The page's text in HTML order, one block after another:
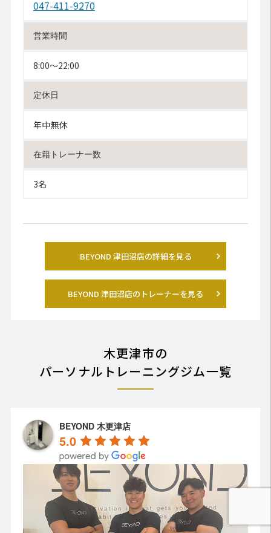
047-411-9270
営業時間
8:00〜22:00
定休日
年中無休
在籍トレーナー数
3名
BEYOND 津田沼店の詳細を見る
BEYOND 津田沼店のトレーナーを見る
木更津市の
パーソナルトレーニングジム一覧
BEYOND 木更津店
5.0